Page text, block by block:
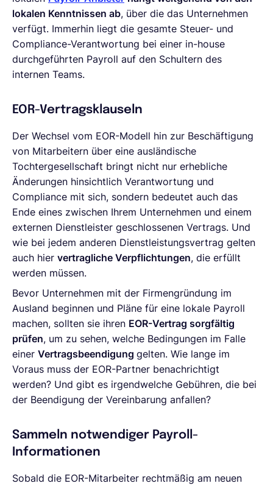
lokalen Kenntnissen ab, über die das Unternehmen
verfügt. Immerhin liegt die gesamte Steuer- und
Compliance-Verantwortung bei einer in-house
durchgeführten Payroll auf den Schultern des
internen Teams.
EOR-Vertragsklauseln
Der Wechsel vom EOR-Modell hin zur Beschäftigung
von Mitarbeitern über eine ausländische
Tochtergesellschaft bringt nicht nur erhebliche
Änderungen hinsichtlich Verantwortung und
Compliance mit sich, sondern bedeutet auch das
Ende eines zwischen Ihrem Unternehmen und einem
externen Dienstleister geschlossenen Vertrags. Und
wie bei jedem anderen Dienstleistungsvertrag gelten
auch hier vertragliche Verpflichtungen, die erfüllt
werden müssen.
Bevor Unternehmen mit der Firmengründung im
Ausland beginnen und Pläne für eine lokale Payroll
machen, sollten sie ihren EOR-Vertrag sorgfältig
prüfen, um zu sehen, welche Bedingungen im Falle
einer Vertragsbeendigung gelten. Wie lange im
Voraus muss der EOR-Partner benachrichtigt
werden? Und gibt es irgendwelche Gebühren, die bei
der Beendigung der Vereinbarung anfallen?
Sammeln notwendiger Payroll-
Informationen
Sobald die EOR-Mitarbeiter rechtmäßig am neuen